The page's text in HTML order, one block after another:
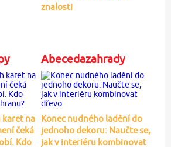
znalosti
karet na
čeká
Kdo
Abecedazahrady
Konec nudného ladění do
jednoho dekoru: Naučte se,
jak v interiéru kombinovat